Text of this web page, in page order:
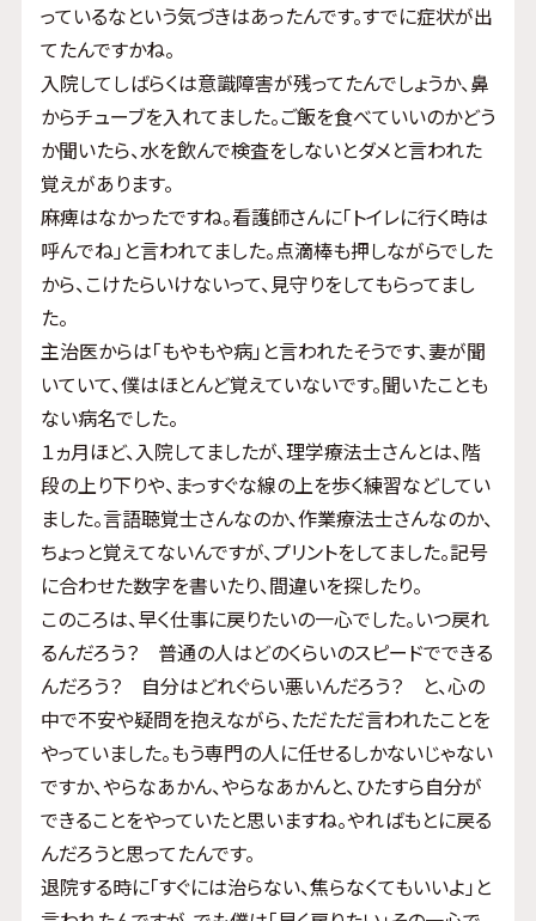
っているなという気づきはあったんです。すでに症状が出
てたんですかね。
入院してしばらくは意識障害が残ってたんでしょうか、鼻
からチューブを入れてました。ご飯を食べていいのかどう
か聞いたら、水を飲んで検査をしないとダメと言われた
覚えがあります。
麻痺はなかったですね。看護師さんに「トイレに行く時は
呼んでね」と言われてました。点滴棒も押しながらでした
から、こけたらいけないって、見守りをしてもらってまし
た。
主治医からは「もやもや病」と言われたそうです、妻が聞
いていて、僕はほとんど覚えていないです。聞いたことも
ない病名でした。
１ヵ月ほど、入院してましたが、理学療法士さんとは、階
段の上り下りや、まっすぐな線の上を歩く練習などしてい
ました。言語聴覚士さんなのか、作業療法士さんなのか、
ちょっと覚えてないんですが、プリントをしてました。記号
に合わせた数字を書いたり、間違いを探したり。
このころは、早く仕事に戻りたいの一心でした。いつ戻れ
るんだろう？ 普通の人はどのくらいのスピードでできる
んだろう？ 自分はどれぐらい悪いんだろう？ と、心の
中で不安や疑問を抱えながら、ただただ言われたことを
やっていました。もう専門の人に任せるしかないじゃない
ですか、やらなあかん、やらなあかんと、ひたすら自分が
できることをやっていたと思いますね。やればもとに戻る
んだろうと思ってたんです。
退院する時に「すぐには治らない、焦らなくてもいいよ」と